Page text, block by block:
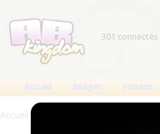
301 connectés
Accueil Images Forums
Accueil >